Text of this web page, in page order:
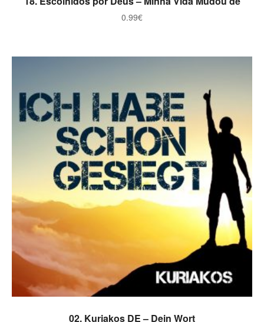
0.99€
ADICIONAR
02. Kuriakos DE – Dein Wort